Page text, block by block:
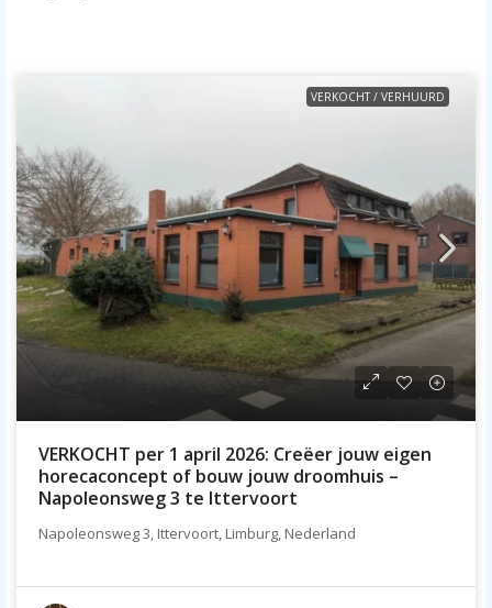
VERKOCHT / VERHUURD
VERKOCHT per 1 april 2026: Creëer jouw eigen
horecaconcept of bouw jouw droomhuis –
Napoleonsweg 3 te Ittervoort
Napoleonsweg 3, Ittervoort, Limburg, Nederland